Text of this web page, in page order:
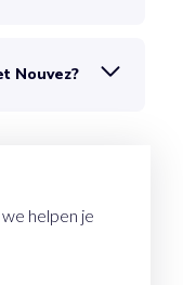
Nouvez?
helpen je